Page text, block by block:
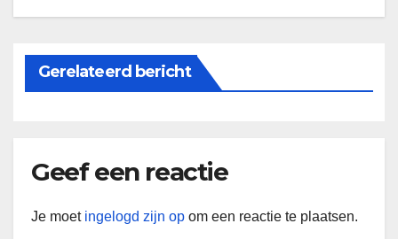
Gerelateerd bericht
Geef een reactie
Je moet ingelogd zijn op om een reactie te plaatsen.